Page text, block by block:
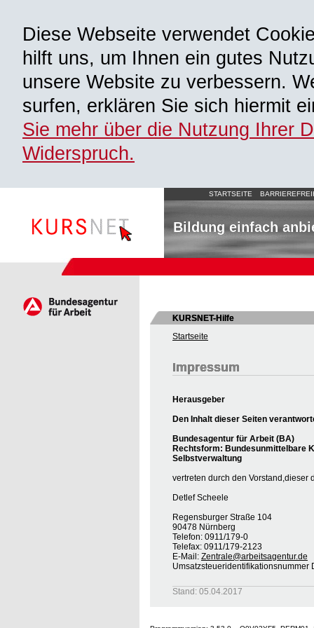
Diese Webseite verwendet
hilft uns, um Ihnen ein gutes
unsere Website zu verbessern.
surfen, erklären Sie sich hiermit
Sie mehr über die Nutzung Ihrer
Widerspruch.
STARTSEITE
Bildung einfach
KURSNET-Hilfe
Startseite
Impressum
Herausgeber
Den Inhalt dieser Seiten
Bundesagentur für Arbeit (BA)
Rechtsform: Bundesunmittelbare
Selbstverwaltung
vertreten durch den Vorstand,dieser
Detlef Scheele
Regensburger Straße 104
90478 Nürnberg
Telefon: 0911/179-0
Telefax: 0911/179-2123
E-Mail: Zentrale@arbeitsagentur.de
Umsatzsteueridentifikationsnummer
Stand: 05.04.2017